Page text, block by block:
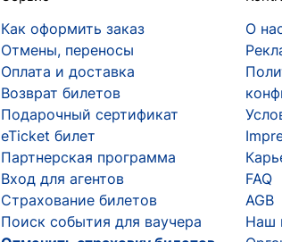
Как оформить заказ
Отмены, переносы
Оплата и доставка
Возврат билетов
Подарочный сертификат
eTicket билет
Партнерская программа
Вход для агентов
Страхование билетов
Поиск события для ваучера
О
FAQ
AGB
Наш